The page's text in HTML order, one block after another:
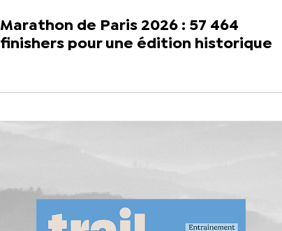
Marathon de Paris 2026 : 57 464
finishers pour une édition historique